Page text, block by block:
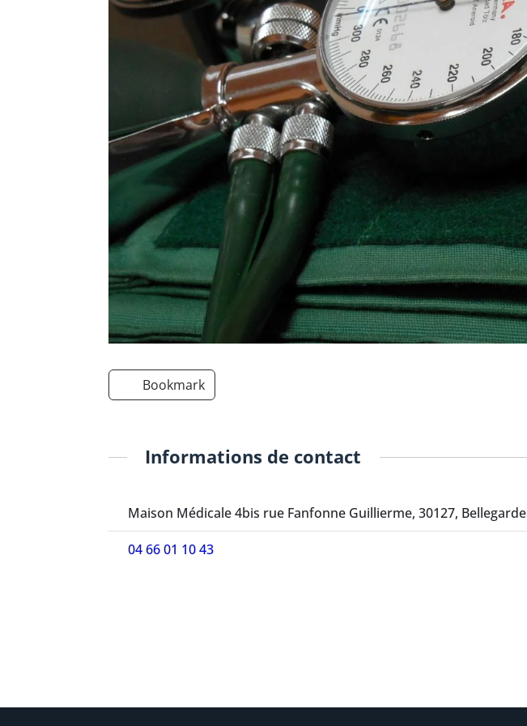
Bookmark
Informations de contact
Maison Médicale 4bis rue Fanfonne Guillierme, 30127, Bellegarde
04 66 01 10 43